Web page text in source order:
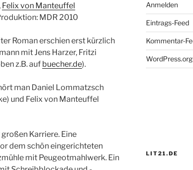
Felix von Manteuffel
MDR 2010
Roman erschien erst kürzlich
mit Jens Harzer, Fritzi
z.B. auf buecher.de).
man Daniel Lommatzsch
und Felix von Manteuffel
Karriere. Eine
dem schön eingerichteten
mit Peugeotmahlwerk. Ein
Anmelden
Eintrags-Feed
Kommentar-
WordPress.org
LIT21.DE